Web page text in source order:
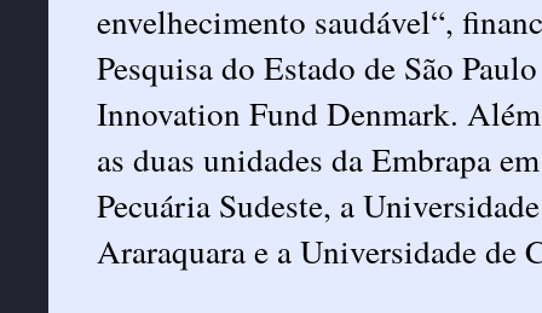
envelhecimento saudável“,
Pesquisa do Estado de São
Innovation Fund Denmark.
as duas unidades da Embrapa
Pecuária Sudeste, a
Araraquara e a Universidade de